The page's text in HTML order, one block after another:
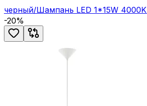
черный/Шампань LED 1*15W 4000K
-20%